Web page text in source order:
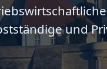
und